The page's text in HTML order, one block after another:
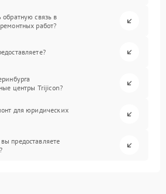
связь в
работ?
центры Trijicon?
для юридических
предоставляете